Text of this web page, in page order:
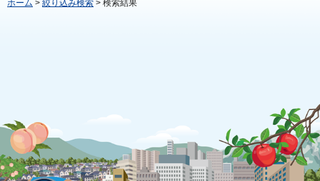
ホーム > 絞り込み検索 > 検索結果